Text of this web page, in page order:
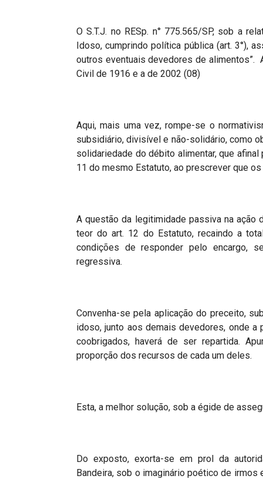
O S.T.J. no RESp. n° 775.565/SP, sob a
Idoso, cumprindo política pública (art. 3°),
outros eventuais devedores de alimentos”.
Civil de 1916 e a de 2002 (08)
Aqui, mais uma vez, rompe-se o
subsidiário, divisível e não-solidário, como
solidariedade do débito alimentar, que
11 do mesmo Estatuto, ao prescrever que
A questão da legitimidade passiva na
teor do art. 12 do Estatuto, recaindo a
condições de responder pelo encargo,
regressiva.
Convenha-se pela aplicação do preceito,
idoso, junto aos demais devedores, onde a
coobrigados, haverá de ser repartida.
proporção dos recursos de cada um deles.
Esta, a melhor solução, sob a égide de
Do exposto, exorta-se em prol da
Bandeira, sob o imaginário poético de irmos